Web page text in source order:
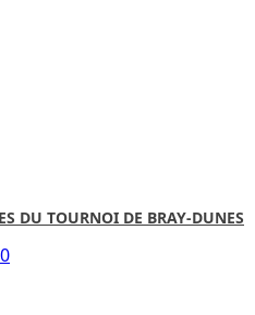
DU TOURNOI DE BRAY-DUNES
0